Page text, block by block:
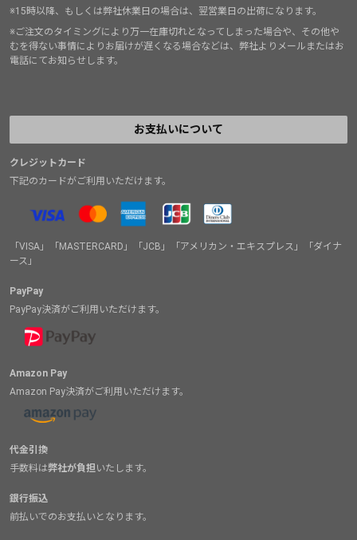
※15時以降、もしくは弊社休業日の場合は、翌営業日の出荷になります。
※ご注文のタイミングにより万一在庫切れとなってしまった場合や、その他や
むを得ない事情によりお届けが遅くなる場合などは、弊社よりメールまたはお
電話にてお知らせします。
お支払いについて
クレジットカード
下記のカードがご利用いただけます。
「VISA」「MASTERCARD」「JCB」「アメリカン・エキスプレス」「ダイナ
ース」
PayPay
PayPay決済がご利用いただけます。
Amazon Pay
Amazon Pay決済がご利用いただけます。
代金引換
手数料は弊社が負担いたします。
銀行振込
前払いでのお支払いとなります。